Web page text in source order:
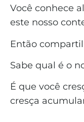
Você conhece
este nosso
Então
Sabe qual é o
É que você
cresça